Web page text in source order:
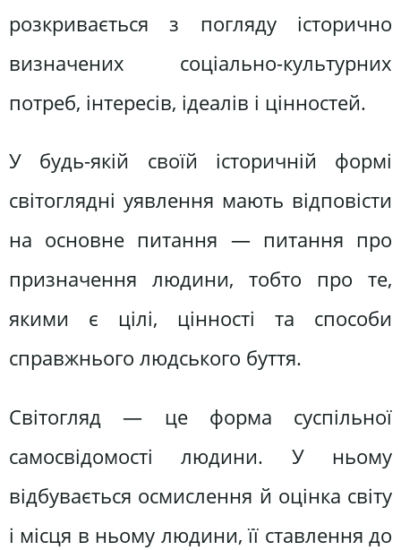
розкривається з погляду історично
визначених соціально-культурних
потреб, інтересів, ідеалів і цінностей.
У будь-якій своїй історичній формі
світоглядні уявлення мають відповісти
на основне питання — питання про
призначення людини, тобто про те,
якими є цілі, цінності та способи
справжнього людського буття.
Світогляд — це форма суспільної
самосвідомості людини. У ньому
відбувається осмислення й оцінка світу
і місця в ньому людини, її ставлення до